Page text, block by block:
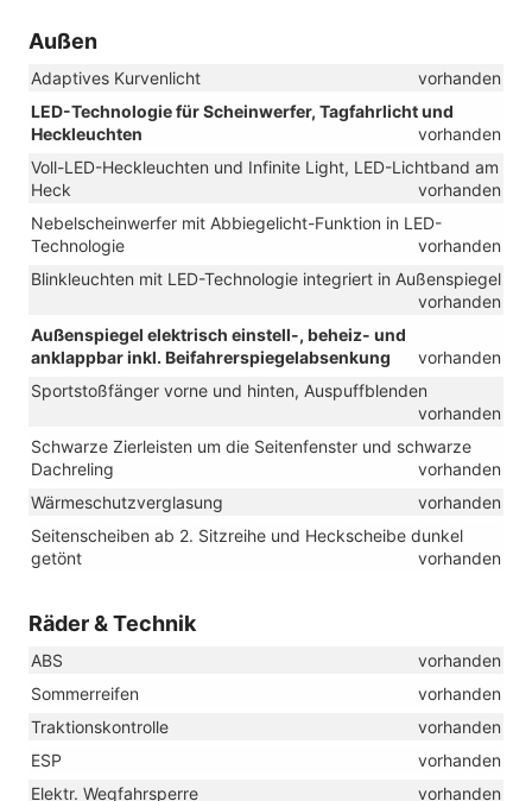
Außen
Adaptives Kurvenlicht
vorhanden
LED-Technologie für Scheinwerfer, Tagfahrlicht und
Heckleuchten
vorhanden
Voll-LED-Heckleuchten und Infinite Light, LED-Lichtband am
Heck
vorhanden
Nebelscheinwerfer mit Abbiegelicht-Funktion in LED-
Technologie
vorhanden
Blinkleuchten mit LED-Technologie integriert in Außenspiegel
vorhanden
Außenspiegel elektrisch einstell-, beheiz- und
anklappbar inkl. Beifahrerspiegelabsenkung
vorhanden
Sportstoßfänger vorne und hinten, Auspuffblenden
vorhanden
Schwarze Zierleisten um die Seitenfenster und schwarze
Dachreling
vorhanden
Wärmeschutzverglasung
vorhanden
Seitenscheiben ab 2. Sitzreihe und Heckscheibe dunkel
getönt
vorhanden
Räder & Technik
ABS
vorhanden
Sommerreifen
vorhanden
Traktionskontrolle
vorhanden
ESP
vorhanden
Elektr. Wegfahrsperre
vorhanden